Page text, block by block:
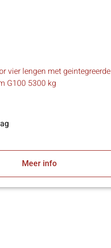
vier lengen met geintegreerde
G100 5300 kg
Meer info